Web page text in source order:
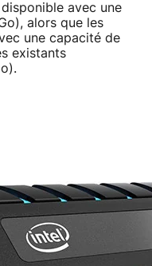
avec une
alors que les
une capacité de
existants